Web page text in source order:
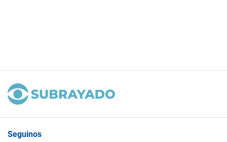
Seguinos